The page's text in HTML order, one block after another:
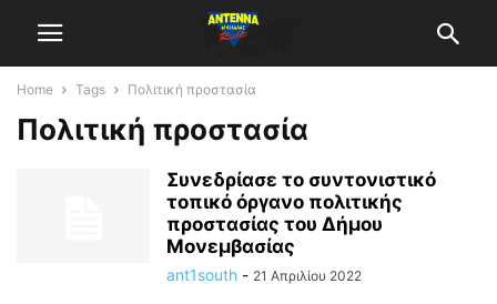
Home Tags Πολιτική προστασία
Πολιτική προστασία
Συνεδρίασε το συντονιστικό
τοπικό όργανο πολιτικής
προστασίας του Δήμου
Μονεμβασίας
ant1south - 21 Απριλίου 2022